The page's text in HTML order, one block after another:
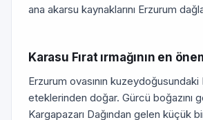
ana akarsu kaynaklarını Erzurum
Karasu Fırat ırmağının en
Erzurum ovasının kuzeydoğusundaki
eteklerinden doğar. Gürcü boğazını
Kargapazarı Dağından gelen küçük